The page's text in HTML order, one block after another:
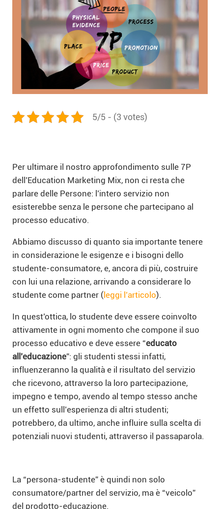
5/5 - (3 votes)
Per ultimare il nostro approfondimento sulle 7P
dell’Education Marketing Mix, non ci resta che
parlare delle Persone: l’intero servizio non
esisterebbe senza le persone che partecipano al
processo educativo.
Abbiamo discusso di quanto sia importante tenere
in considerazione le esigenze e i bisogni dello
studente-consumatore, e, ancora di più, costruire
con lui una relazione, arrivando a considerare lo
studente come partner (leggi l’articolo).
In quest’ottica, lo studente deve essere coinvolto
attivamente in ogni momento che compone il suo
processo educativo e deve essere “educato
all’educazione”: gli studenti stessi infatti,
influenzeranno la qualità e il risultato del servizio
che ricevono, attraverso la loro partecipazione,
impegno e tempo, avendo al tempo stesso anche
un effetto sull’esperienza di altri studenti;
potrebbero, da ultimo, anche influire sulla scelta di
potenziali nuovi studenti, attraverso il passaparola.
La “persona-studente” è quindi non solo
consumatore/partner del servizio, ma è “veicolo”
del prodotto-educazione.